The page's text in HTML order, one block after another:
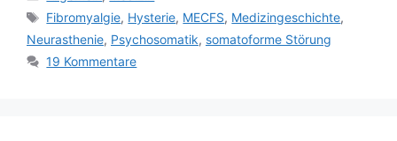
Schlagwörter
Fibromyalgie, Hysterie, MECFS, Medizingeschichte,
Neurasthenie, Psychosomatik, somatoforme Störung
19 Kommentare